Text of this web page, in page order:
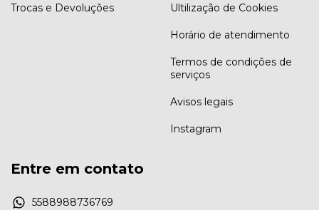
Trocas e Devoluções Ultilização de Cookies
Horário de atendimento
Termos de condições de
serviços
Avisos legais
Instagram
Entre em contato
5588988736769